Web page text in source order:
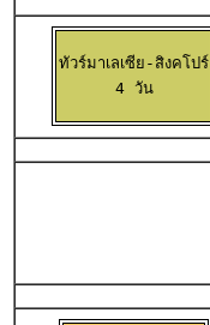
ทัวร์มาเลเซีย-สิงคโปร์
4 วัน